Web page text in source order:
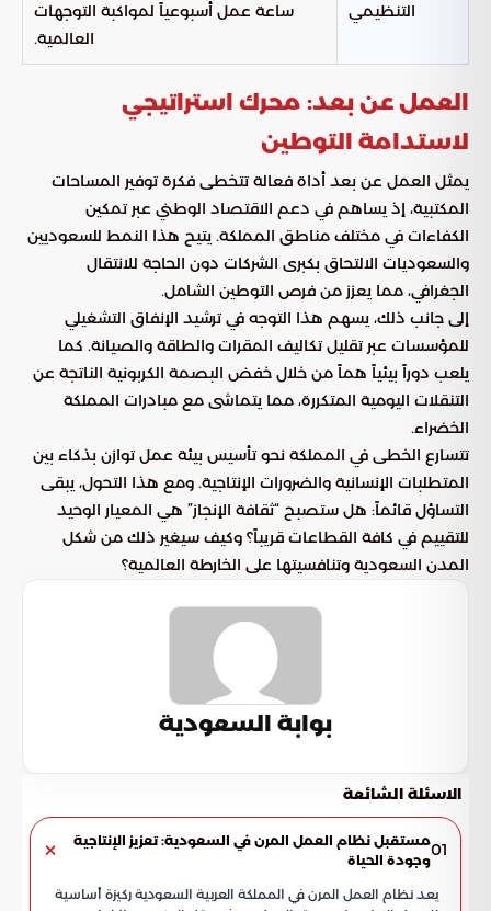
التنظيمي
ساعة عمل أسبوعياً لمواكبة التوجهات
العالمية.
العمل عن بعد: محرك استراتيجي
لاستدامة التوطين
يمثل العمل عن بعد أداة فعالة تتخطى فكرة توفير المساحات
المكتبية، إذ يساهم في دعم الاقتصاد الوطني عبر تمكين
الكفاءات في مختلف مناطق المملكة. يتيح هذا النمط للسعوديين
والسعوديات الالتحاق بكبرى الشركات دون الحاجة للانتقال
الجغرافي، مما يعزز من فرص التوطين الشامل.
إلى جانب ذلك، يسهم هذا التوجه في ترشيد الإنفاق التشغيلي
للمؤسسات عبر تقليل تكاليف المقرات والطاقة والصيانة. كما
يلعب دوراً بيئياً هماً من خلال خفض البصمة الكربونية الناتجة عن
التنقلات اليومية المتكررة، مما يتماشى مع مبادرات المملكة
الخضراء.
تتسارع الخطى في المملكة نحو تأسيس بيئة عمل توازن بذكاء بين
المتطلبات الإنسانية والضرورات الإنتاجية. ومع هذا التحول، يبقى
التساؤل قائماً: هل ستصبح “ثقافة الإنجاز” هي المعيار الوحيد
للتقييم في كافة القطاعات قريباً؟ وكيف سيغير ذلك من شكل
المدن السعودية وتنافسيتها على الخارطة العالمية؟
بوابة السعودية
الاسئلة الشائعة
01مستقبل نظام العمل المرن في السعودية: تعزيز الإنتاجية
وجودة الحياة
يعد نظام العمل المرن في المملكة العربية السعودية ركيزة أساسية